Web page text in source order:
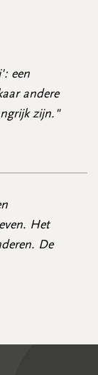
een
andere
zijn."
Het
De